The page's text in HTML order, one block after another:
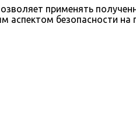
применять
аспектом безопасности на